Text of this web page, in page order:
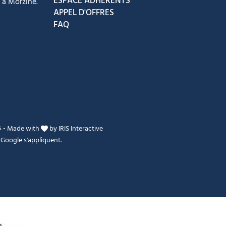
APPEL D'OFFRES
FAQ
- Made with byIRIS Interactive
s'appliquent.